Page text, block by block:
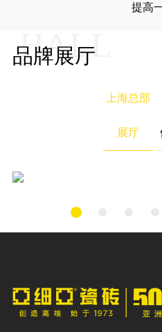
提高一倍
品牌展厅
HALL
上海总部
展厅
“探索无界，竞速未来”